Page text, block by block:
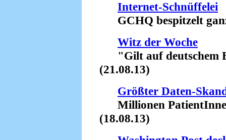
Internet-Schnüffelei
GCHQ bespitzelt
Witz der Woche
"Gilt auf deutschem
(21.08.13)
Größter Daten-
Millionen
(18.08.13)